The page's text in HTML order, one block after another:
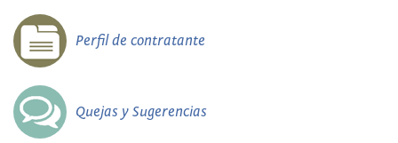
Perfil de contratante
Quejas y Sugerencias